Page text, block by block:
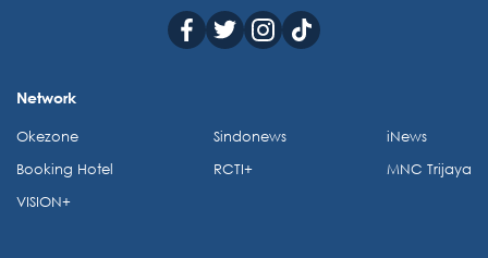
Network
Okezone
Booking Hotel
VISION+
Sindonews
RCTI+
iNews
MNC Trijaya